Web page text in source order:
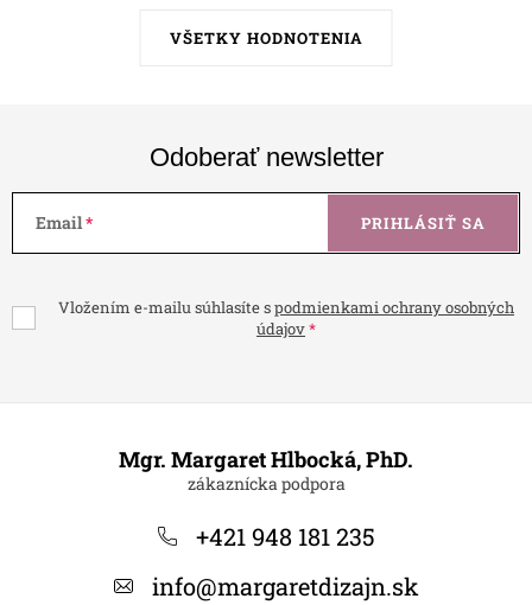
VŠETKY HODNOTENIA
Odoberať newsletter
Email
Vložením e-mailu súhlasíte spodmienkami ochrany osobných
údajov
PRIHLÁSIŤ SA
Mgr. Margaret Hlbocká, PhD.
+421 948 181 235
info@margaretdizajn.sk